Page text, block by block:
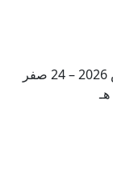
الجمعة, 07 أغسطس 2026 – 24 صفر